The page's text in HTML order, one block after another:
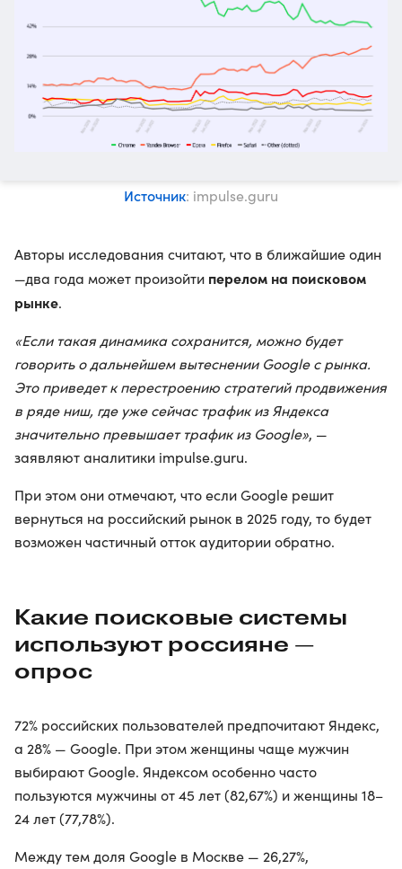
Источник: impulse.guru
Авторы исследования считают, что в ближайшие один
—два года может произойти перелом на поисковом
рынке.
«Если такая динамика сохранится, можно будет
говорить о дальнейшем вытеснении Google с рынка.
Это приведет к перестроению стратегий продвижения
в ряде ниш, где уже сейчас трафик из Яндекса
значительно превышает трафик из Google», —
заявляют аналитики impulse.guru.
При этом они отмечают, что если Google решит
вернуться на российский рынок в 2025 году, то будет
возможен частичный отток аудитории обратно.
Какие поисковые системы
используют россияне —
опрос
72% российских пользователей предпочитают Яндекс,
а 28% — Google. При этом женщины чаще мужчин
выбирают Google. Яндексом особенно часто
пользуются мужчины от 45 лет (82,67%) и женщины 18–
24 лет (77,78%).
Между тем доля Google в Москве — 26,27%,